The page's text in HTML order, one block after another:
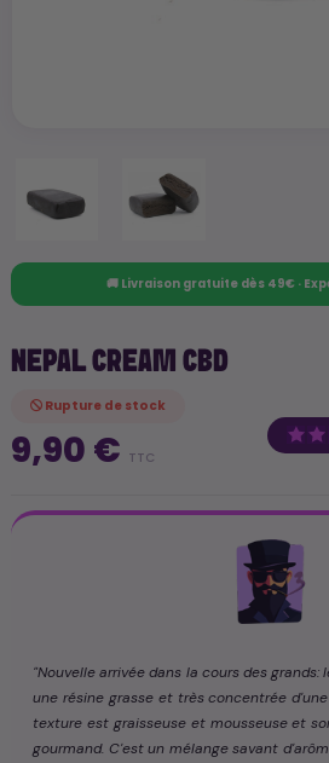
🚚 Livraison gratuite dès 49€ ·
NEPAL CREAM CBD
Rupture de stock
9,90 € TTC
"Nouvelle arrivée dans la cours des grands:
une résine grasse et très concentrée
texture est graisseuse et mousseuse et
gourmand. C'est un mélange savant